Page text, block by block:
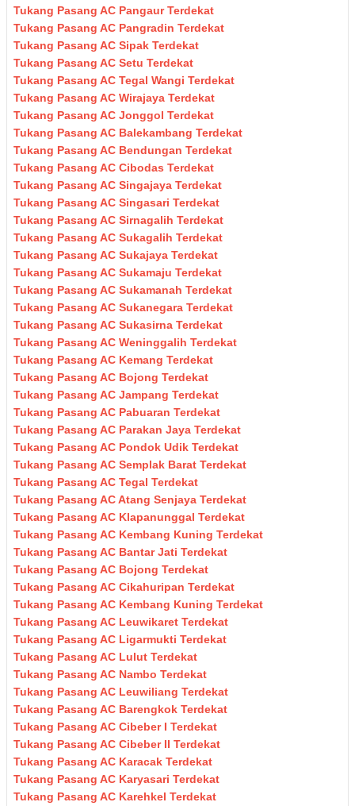
Tukang Pasang AC Pangaur Terdekat
Tukang Pasang AC Pangradin Terdekat
Tukang Pasang AC Sipak Terdekat
Tukang Pasang AC Setu Terdekat
Tukang Pasang AC Tegal Wangi Terdekat
Tukang Pasang AC Wirajaya Terdekat
Tukang Pasang AC Jonggol Terdekat
Tukang Pasang AC Balekambang Terdekat
Tukang Pasang AC Bendungan Terdekat
Tukang Pasang AC Cibodas Terdekat
Tukang Pasang AC Singajaya Terdekat
Tukang Pasang AC Singasari Terdekat
Tukang Pasang AC Sirnagalih Terdekat
Tukang Pasang AC Sukagalih Terdekat
Tukang Pasang AC Sukajaya Terdekat
Tukang Pasang AC Sukamaju Terdekat
Tukang Pasang AC Sukamanah Terdekat
Tukang Pasang AC Sukanegara Terdekat
Tukang Pasang AC Sukasirna Terdekat
Tukang Pasang AC Weninggalih Terdekat
Tukang Pasang AC Kemang Terdekat
Tukang Pasang AC Bojong Terdekat
Tukang Pasang AC Jampang Terdekat
Tukang Pasang AC Pabuaran Terdekat
Tukang Pasang AC Parakan Jaya Terdekat
Tukang Pasang AC Pondok Udik Terdekat
Tukang Pasang AC Semplak Barat Terdekat
Tukang Pasang AC Tegal Terdekat
Tukang Pasang AC Atang Senjaya Terdekat
Tukang Pasang AC Klapanunggal Terdekat
Tukang Pasang AC Kembang Kuning Terdekat
Tukang Pasang AC Bantar Jati Terdekat
Tukang Pasang AC Bojong Terdekat
Tukang Pasang AC Cikahuripan Terdekat
Tukang Pasang AC Kembang Kuning Terdekat
Tukang Pasang AC Leuwikaret Terdekat
Tukang Pasang AC Ligarmukti Terdekat
Tukang Pasang AC Lulut Terdekat
Tukang Pasang AC Nambo Terdekat
Tukang Pasang AC Leuwiliang Terdekat
Tukang Pasang AC Barengkok Terdekat
Tukang Pasang AC Cibeber I Terdekat
Tukang Pasang AC Cibeber II Terdekat
Tukang Pasang AC Karacak Terdekat
Tukang Pasang AC Karyasari Terdekat
Tukang Pasang AC Karehkel Terdekat